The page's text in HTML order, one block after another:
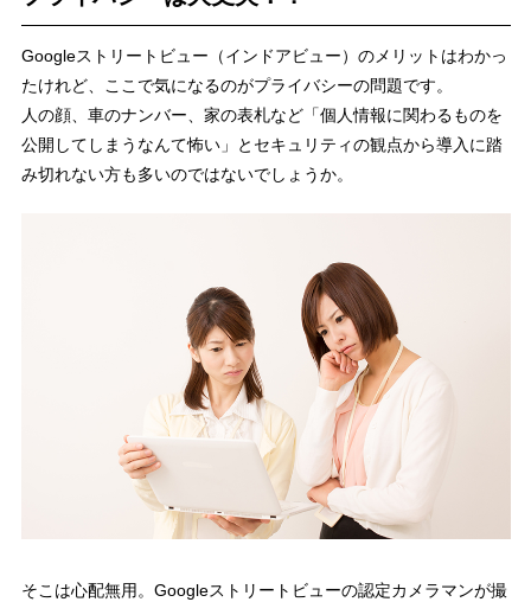
Googleストリートビュー（インドアビュー）のメリットはわかっ
たけれど、ここで気になるのがプライバシーの問題です。
人の顔、車のナンバー、家の表札など「個人情報に関わるものを
公開してしまうなんて怖い」とセキュリティの観点から導入に踏
み切れない方も多いのではないでしょうか。
そこは心配無用。Googleストリートビューの認定カメラマンが撮